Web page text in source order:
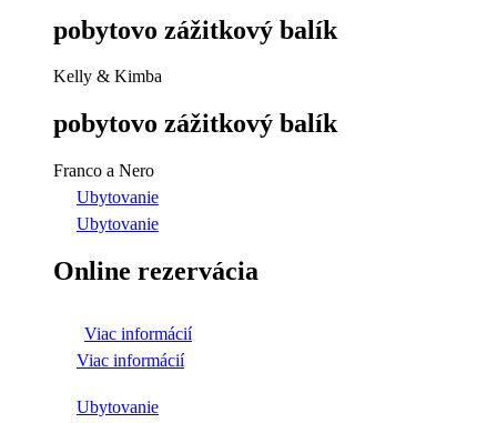
pobytovo zážitkový balík
Kelly & Kimba
pobytovo zážitkový balík
Franco a Nero
Ubytovanie
Ubytovanie
Online rezervácia
Viac informácií
Viac informácií
Ubytovanie